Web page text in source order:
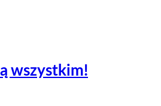
wszystkim!